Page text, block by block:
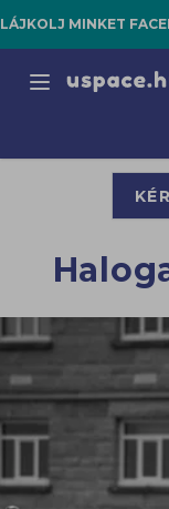
Open menu